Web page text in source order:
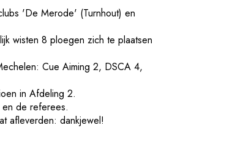
'De Merode' (Turnhout) en
wisten 8 ploegen zich te plaatsen
Cue Aiming 2, DSCA 4,
in Afdeling 2.
de referees.
afleverden: dankjewel!